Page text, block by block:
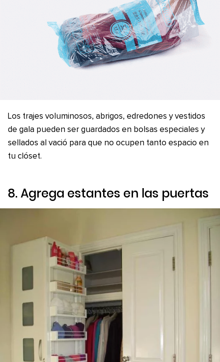
Los trajes voluminosos, abrigos, edredones y vestidos
de gala pueden ser guardados en bolsas especiales y
sellados al vació para que no ocupen tanto espacio en
tu clóset.
8. Agrega estantes en las puertas